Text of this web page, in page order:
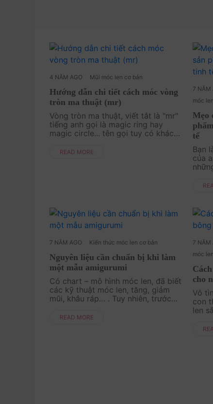
4 NĂM AGO Mũi móc len cơ bản
Hướng dẫn chi tiết cách móc vòng
tròn ma thuật (mr)
Vòng tròn ma thuật, viết tắt là "mr"
tiếng anh gọi là magic ring hay
magic circle... tên gọi tuy có khác
nhất đề bắt đầu một sản phẩm móc
READ MORE
7 NĂM
móc len
Mẹo
tế
Bạn
của
len
7 NĂM AGO Kiến thức móc len cơ bản
Nguyên liệu cần chuẩn bị khi làm
một mẫu amigurumi
Có chart – mô hình móc len, đã biết
các kỹ thuật móc len, tăng, giảm
mũi, khâu ráp… . Tuy nhiên, trước
amigurumi nào, bạn phải chắc chắn
READ MORE
7 NĂM
móc len
cho
Vô
con
len
tạo